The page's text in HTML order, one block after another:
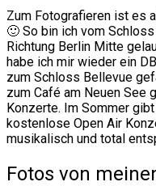
Zum Fotografieren ist es
🙂 So bin ich vom
Richtung Berlin Mitte
habe ich mir wieder ein
zum Schloss Bellevue
zum Café am Neuen See
Konzerte. Im Sommer
kostenlose Open Air
musikalisch und total
Fotos von